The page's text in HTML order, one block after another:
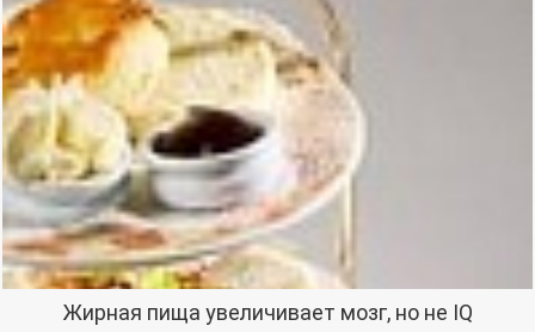
Жирная пища увеличивает мозг, но не IQ